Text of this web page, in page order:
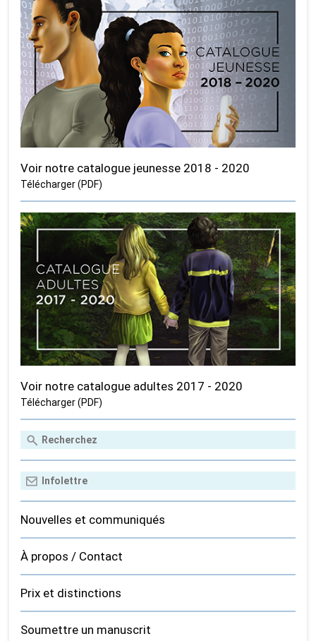
Voir notre catalogue jeunesse 2018 - 2020
Télécharger (PDF)
Voir notre catalogue adultes 2017 - 2020
Télécharger (PDF)
Nouvelles et communiqués
À propos / Contact
Prix et distinctions
Soumettre un manuscrit